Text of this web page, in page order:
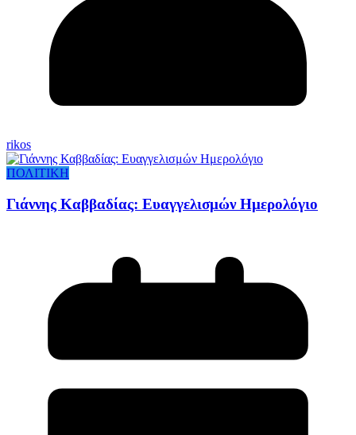
rikos
ΠΟΛΙΤΙΚΗ
Γιάννης Καββαδίας: Ευαγγελισμών Ημερολόγιο